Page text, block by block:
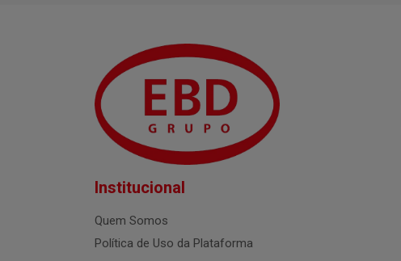
Institucional
Quem Somos
Política de Uso da Plataforma